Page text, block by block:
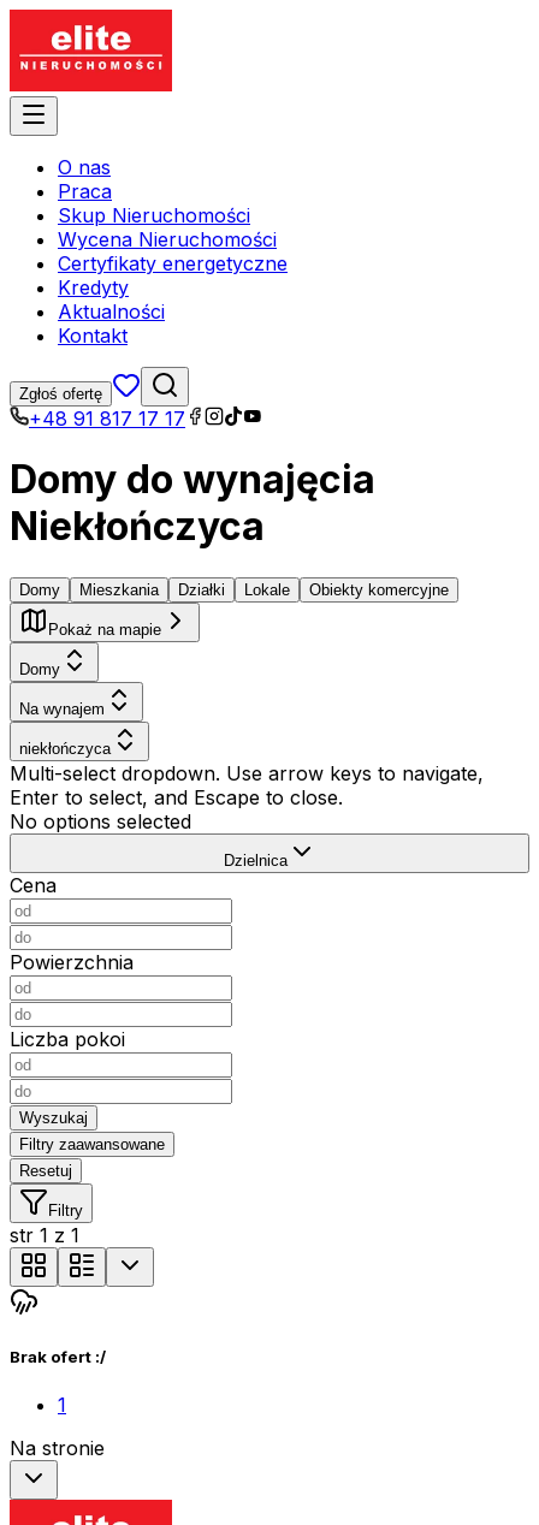
O nas
Praca
Skup Nieruchomości
Wycena Nieruchomości
Certyfikaty energetyczne
Kredyty
Aktualności
Kontakt
Zgłoś ofertę
+48 91 817 17 17
Domy do wynajęcia
Niekłończyca
Domy Mieszkania Działki Lokale Obiekty komercyjne
Pokaż na mapie
Domy
Na wynajem
niekłończyca
Multi-select dropdown. Use arrow keys to navigate,
Enter to select, and Escape to close.
No options selected
Dzielnica
Cena
Powierzchnia
Liczba pokoi
Wyszukaj
Filtry zaawansowane
Resetuj
Filtry
str 1 z 1
Brak ofert :/
1
Na stronie